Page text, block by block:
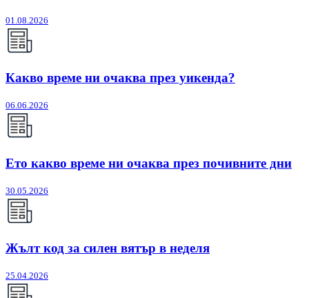
01.08.2026
Какво време ни очаква през уикенда?
06.06.2026
Ето какво време ни очаква през почивните дни
30.05.2026
Жълт код за силен вятър в неделя
25.04.2026